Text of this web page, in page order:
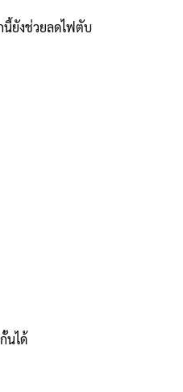
นี้ยังช่วยลดไฟตับ
นได้